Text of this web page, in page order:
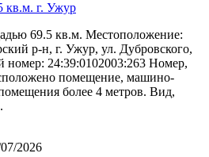
кв.м. г. Ужур
69.5 кв.м. Местоположение:
р-н, г. Ужур, ул. Дубровского,
номер: 24:39:0102003:263 Номер,
помещение, машино-
более 4 метров. Вид,
2026